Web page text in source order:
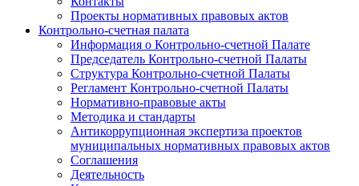
Проекты нормативных правовых актов
Контрольно-счетная палата
Информация о Контрольно-счетной Палате
Председатель Контрольно-счетной Палаты
Структура Контрольно-счетной Палаты
Регламент Контрольно-счетной Палаты
Нормативно-правовые акты
Методика и стандарты
Антикоррупционная экспертиза проектов
муниципальных нормативных правовых актов
Соглашения
Деятельность